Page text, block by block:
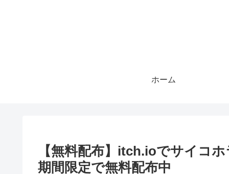
ホーム
【無料配布】itch.ioでサイコ
期間限定で無料配布中